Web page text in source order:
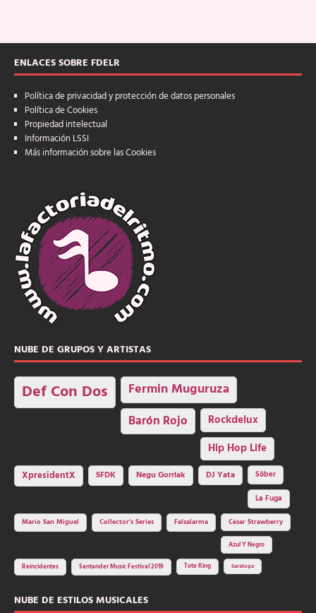
ENLACES SOBRE FDELR
Política de privacidad y protección de datos personales
Política de Cookies
Propiedad intelectual
Información LSSI
Más información sobre las Cookies
NUBE DE GRUPOS Y ARTISTAS
Def Con Dos Fermin Muguruza
Barón Rojo Rockdelux
Hip Hop Life
XpresidentX SFDK Negu Gorriak DJ Yata
Sôber
La Fuga
Mario San Miguel
Collector's Series Falsalarma César Strawberry
Azul Y Negro
Reincidentes Santander Music Festival 2019 Tote King Saratoga
NUBE DE ESTILOS MUSICALES